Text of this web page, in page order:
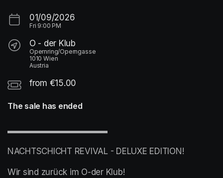
01/09/2026
Fri 9:00 PM
O - der Klub
Opernring/Operngasse
1010 Wien
Austria
from €15.00
The sale has ended
▬▬▬▬▬▬▬▬▬▬▬▬
NACHTSCHICHT REVIVAL - DELUXE EDITION!
Wir sind zurück im O-der Klub!